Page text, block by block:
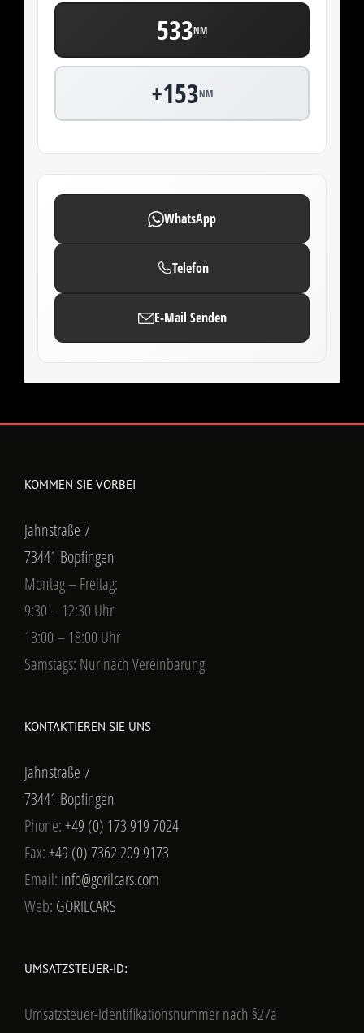
533NM
+153NM
WhatsApp
Telefon
E-Mail Senden
KOMMEN SIE VORBEI
Jahnstraße 7
73441 Bopfingen
Montag – Freitag:
9:30 – 12:30 Uhr
13:00 – 18:00 Uhr
Samstags: Nur nach Vereinbarung
KONTAKTIEREN SIE UNS
Jahnstraße 7
73441 Bopfingen
Phone:+49 (0) 173 919 7024
Fax:+49 (0) 7362 209 9173
Email: info@gorilcars.com
Web: GORILCARS
UMSATZSTEUER-ID:
Umsatzsteuer-Identifikationsnummer nach §27a